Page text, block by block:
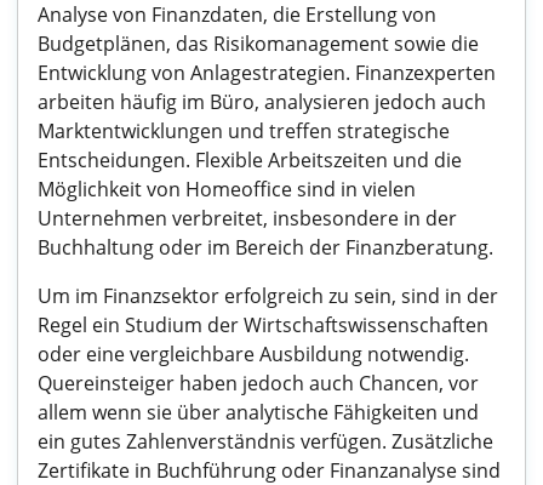
Analyse von Finanzdaten, die Erstellung von
Budgetplänen, das Risikomanagement sowie die
Entwicklung von Anlagestrategien. Finanzexperten
arbeiten häufig im Büro, analysieren jedoch auch
Marktentwicklungen und treffen strategische
Entscheidungen. Flexible Arbeitszeiten und die
Möglichkeit von Homeoffice sind in vielen
Unternehmen verbreitet, insbesondere in der
Buchhaltung oder im Bereich der Finanzberatung.
Um im Finanzsektor erfolgreich zu sein, sind in der
Regel ein Studium der Wirtschaftswissenschaften
oder eine vergleichbare Ausbildung notwendig.
Quereinsteiger haben jedoch auch Chancen, vor
allem wenn sie über analytische Fähigkeiten und
ein gutes Zahlenverständnis verfügen. Zusätzliche
Zertifikate in Buchführung oder Finanzanalyse sind